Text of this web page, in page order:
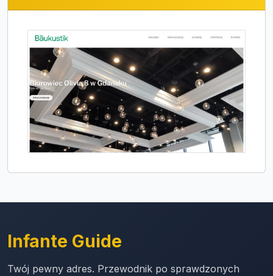
Infante Guide
Twój pewny adres. Przewodnik po sprawdzonych